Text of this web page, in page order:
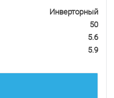
Инверторный
50
5.6
5.9